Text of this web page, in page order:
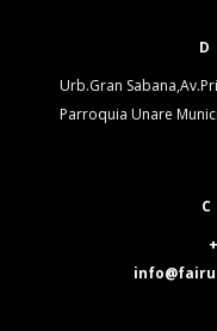
Urb.Gran
Parroquia Unare